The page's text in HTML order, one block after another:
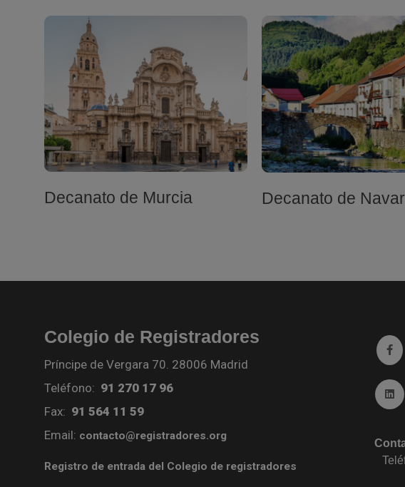
Decanato de Murcia Decanato de
Colegio de Registradores
Príncipe de Vergara 70. 28006 Madrid
Teléfono: 91 270 17 96
Fax: 91 564 11 59
Email: contacto@registradores.org
Registro de entrada del Colegio de registradores
Ir
Ir